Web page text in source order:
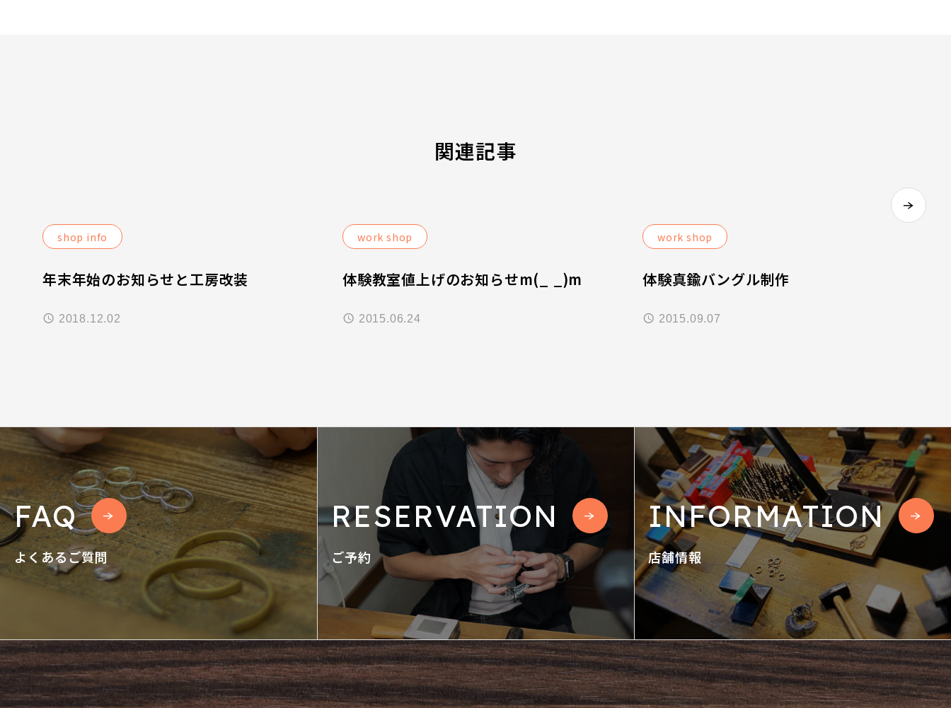
関連記事
shop info
年末年始のお知らせと工房改装
2018.12.02
work shop
体験教室値上げのお知らせm(_ _)m
2015.06.24
work shop
体験真鍮バングル制作
2015.09.07
FAQ
よくあるご質問
RESERVATION
ご予約
INFORMATION
店舗情報